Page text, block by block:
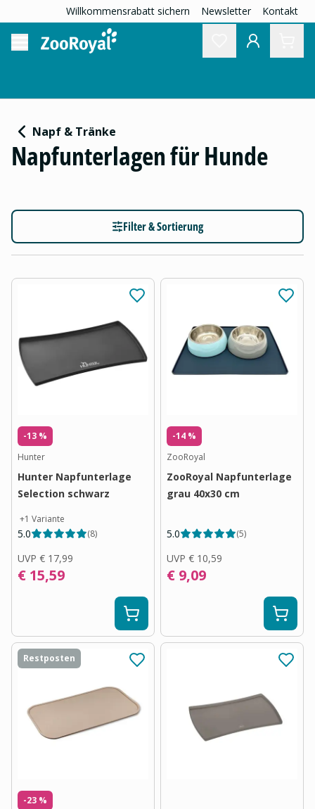
Willkommensrabatt sichern Newsletter Kontakt
Napf & Tränke
Napfunterlagen für Hunde
Filter & Sortierung
-13 %
Hunter
Hunter Napfunterlage
Selection schwarz
+1 Variante
5.0 (8)
UVP € 17,99
€ 15,59
-14 %
ZooRoyal
ZooRoyal Napfunterlage
grau 40x30 cm
5.0 (5)
UVP € 10,59
€ 9,09
Restposten
-23 %